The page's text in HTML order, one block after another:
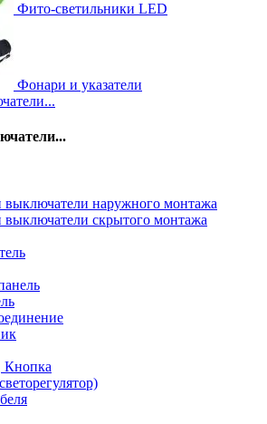
Фито-светильники LED
Фонари и указатели
выключатели наружного монтажа
выключатели скрытого монтажа
Кнопка